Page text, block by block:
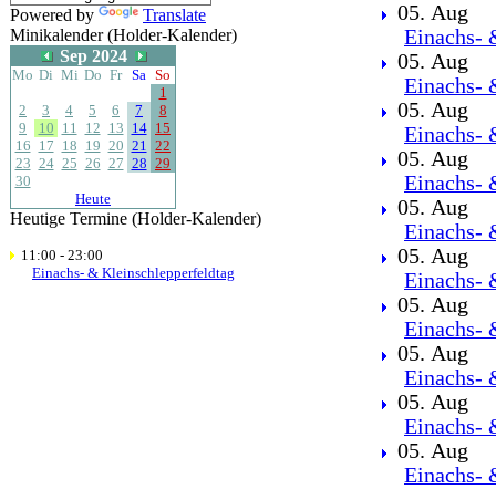
Powered by
Translate
Minikalender (Holder-Kalender)
Sep 2024
Mo Di Mi Do Fr Sa So
1
2
3 4 5 6 7
8
9
10 11 12 13 14 15
16 17 18 19 20 21 22
23 24 25 26 27 28 29
30
Heute
Heutige Termine (Holder-Kalender)
11:00 - 23:00
Einachs- & Kleinschlepperfeldtag
05. Aug
Einachs-
05. Aug
Einachs-
05. Aug
Einachs-
05. Aug
Einachs-
05. Aug
Einachs-
05. Aug
Einachs-
05. Aug
Einachs-
05. Aug
Einachs-
05. Aug
Einachs-
05. Aug
Einachs-